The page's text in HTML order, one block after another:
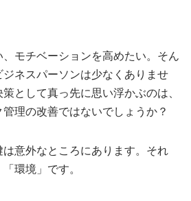
モチベーションを高めたい。そん
ネスパーソンは少なくありませ
として真っ先に思い浮かぶのは、
理の改善ではないでしょうか？
意外なところにあります。それ
環境」です。